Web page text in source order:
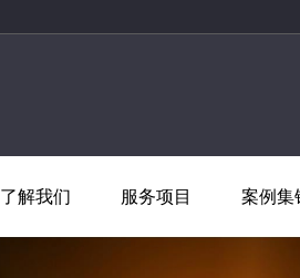
了解我们 服务项目 案例集